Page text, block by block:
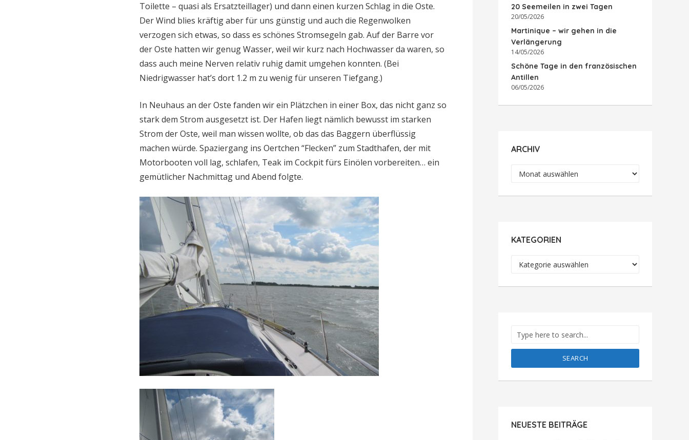
Toilette – quasi als Ersatzteillager) und dann einen kurzen Schlag in die Oste.
Der Wind blies kräftig aber für uns günstig und auch die Regenwolken
verzogen sich etwas, so dass es schönes Stromsegeln gab. Auf der Barre vor
der Oste hatten wir genug Wasser, weil wir kurz nach Hochwasser da waren, so
dass auch meine Nerven relativ ruhig damit umgehen konnten. (Bei
Niedrigwasser hat’s dort 1.2 m zu wenig für unseren Tiefgang.)
In Neuhaus an der Oste fanden wir ein Plätzchen in einer Box, das nicht ganz so
stark dem Strom ausgesetzt ist. Der Hafen liegt nämlich bewusst im starken
Strom der Oste, weil man wissen wollte, ob das das Baggern überflüssig
machen würde. Spaziergang ins Oertchen “Flecken” zum Stadthafen, der mit
Motorbooten voll lag, schlafen, Teak im Cockpit fürs Einölen vorbereiten… ein
gemütlicher Nachmittag und Abend folgte.
20 Seemeilen in zwei Tagen
20/05/2026
Martinique – wir gehen in die
Verlängerung
14/05/2026
Schöne Tage in den französischen
Antillen
06/05/2026
ARCHIV
Archiv
KATEGORIEN
SEARCH
NEUESTE BEITRÄGE